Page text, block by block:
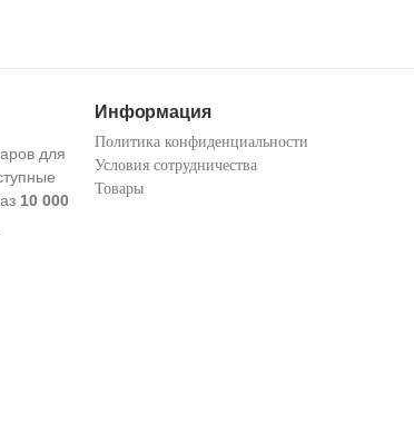
для
10 000
Информация
Политика конфиденциальности
Условия сотрудничества
Товары